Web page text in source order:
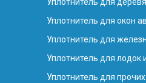
Уплотнитель для
Уплотнитель для окон
Уплотнитель для
Уплотнитель для лодок
Уплотнитель для